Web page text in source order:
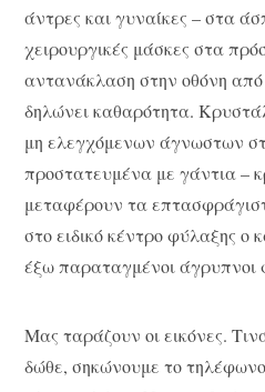
άντρες και γυναίκες – στα
χειρουργικές μάσκες στα
αντανάκλαση στην οθόνη
δηλώνει καθαρότητα.
μη ελεγχόμενων άγνωστων
προστατευμένα με γάντια –
μεταφέρουν τα
στο ειδικό κέντρο φύλαξης ο
έξω παραταγμένοι άγρυπνοι
Μας ταράζουν οι εικόνες.
δώθε, σηκώνουμε το